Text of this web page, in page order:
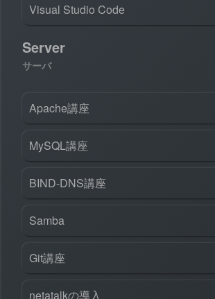
Visual Studio Code
Server
サーバ
Apache講座
MySQL講座
BIND-DNS講座
Samba
Git講座
netatalkの導入